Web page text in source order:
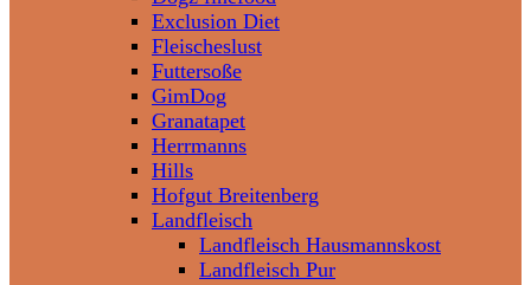
Exclusion Diet
Fleischeslust
Futtersoße
GimDog
Granatapet
Herrmanns
Hills
Hofgut Breitenberg
Landfleisch
Landfleisch Hausmannskost
Landfleisch Pur